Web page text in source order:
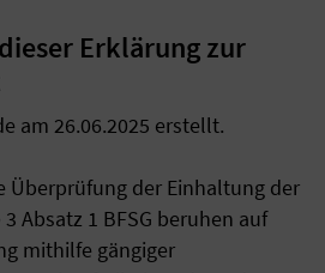
Erklärung zur
am 26.06.2025 erstellt.
Überprüfung der Einhaltung der
Absatz 1 BFSG beruhen auf
mithilfe gängiger